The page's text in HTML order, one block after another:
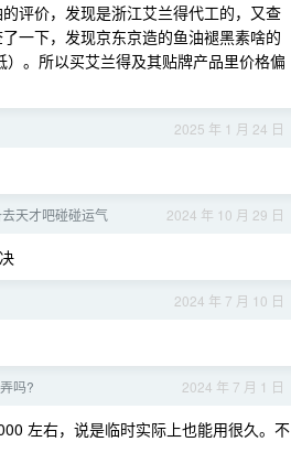
评价，发现是浙江艾兰得代工的，又查
一下，发现京东京造的鱼油褪黑素啥的
。所以买艾兰得及其贴牌产品里价格偏
2025 年 1 月 24 日
2024 年 10 月 29 日
天才吧碰碰运气
2024 年 7 月 10 日
2024 年 7 月 1 日
吗?
左右，说是临时实际上也能用很久。不